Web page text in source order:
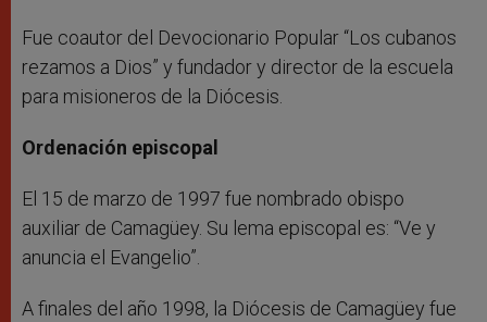
Fue coautor del Devocionario Popular “Los cubanos
rezamos a Dios” y fundador y director de la escuela
para misioneros de la Diócesis.
Ordenación episcopal
El 15 de marzo de 1997 fue nombrado obispo
auxiliar de Camagüey. Su lema episcopal es: “Ve y
anuncia el Evangelio”.
A finales del año 1998, la Diócesis de Camagüey fue